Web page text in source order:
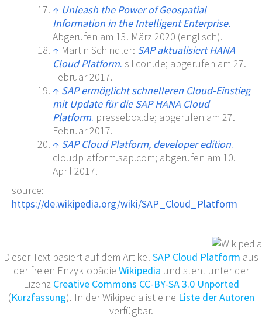
↑ Unleash the Power of Geospatial
Information in the Intelligent Enterprise.
Abgerufen am 13. März 2020 (englisch).
↑ Martin Schindler: SAP aktualisiert HANA
Cloud Platform. silicon.de; abgerufen am 27.
Februar 2017.
↑ SAP ermöglicht schnelleren Cloud-Einstieg
mit Update für die SAP HANA Cloud
Platform. pressebox.de; abgerufen am 27.
Februar 2017.
↑ SAP Cloud Platform, developer edition.
cloudplatform.sap.com; abgerufen am 10.
April 2017.
source:
https://de.wikipedia.org/wiki/SAP_Cloud_Platform
Dieser Text basiert auf dem Artikel SAP Cloud Platform aus
der freien Enzyklopädie Wikipedia und steht unter der
Lizenz Creative Commons CC-BY-SA 3.0 Unported
(Kurzfassung). In der Wikipedia ist eine Liste der Autoren
verfügbar.